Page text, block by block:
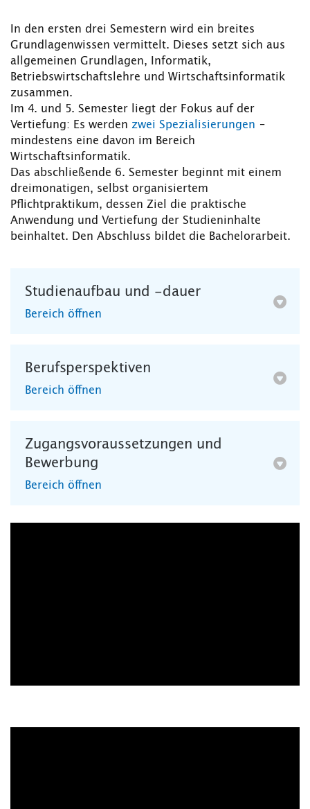
In den ersten drei Semestern wird ein breites
Grundlagenwissen vermittelt. Dieses setzt sich aus
allgemeinen Grundlagen, Informatik,
Betriebswirtschaftslehre und Wirtschaftsinformatik
zusammen.
Im 4. und 5. Semester liegt der Fokus auf der
Vertiefung: Es werden zwei Spezialisierungen –
mindestens eine davon im Bereich
Wirtschaftsinformatik.
Das abschließende 6. Semester beginnt mit einem
dreimonatigen, selbst organisiertem
Pflichtpraktikum, dessen Ziel die praktische
Anwendung und Vertiefung der Studieninhalte
beinhaltet. Den Abschluss bildet die Bachelorarbeit.
Studienaufbau und -dauer
Bereich öffnen
Berufsperspektiven
Bereich öffnen
Zugangsvoraussetzungen und
Bewerbung
Bereich öffnen